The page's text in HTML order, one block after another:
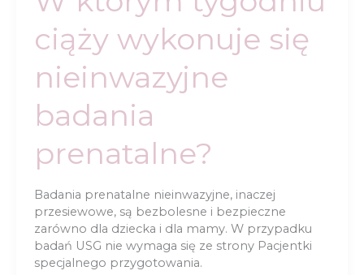
ciąży wykonuje się
nieinwazyjne
badania
prenatalne?
Badania prenatalne nieinwazyjne, inaczej
przesiewowe, są bezbolesne i bezpieczne
zarówno dla dziecka i dla mamy. W przypadku
badań USG nie wymaga się ze strony Pacjentki
specjalnego przygotowania.